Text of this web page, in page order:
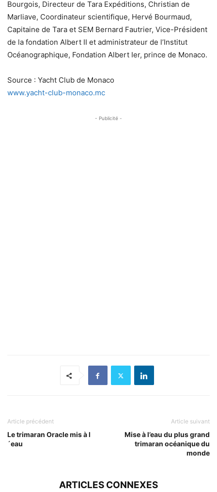
Bourgois, Directeur de Tara Expéditions, Christian de
Marliave, Coordinateur scientifique, Hervé Bourmaud,
Capitaine de Tara et SEM Bernard Fautrier, Vice-Président
de la fondation Albert II et administrateur de l’Institut
Océanographique, Fondation Albert Ier, prince de Monaco.
Source : Yacht Club de Monaco
www.yacht-club-monaco.mc
- Publicité -
Article précédent
Le trimaran Oracle mis à l
´eau
Article suivant
Mise à l’eau du plus grand
trimaran océanique du
monde
ARTICLES CONNEXES